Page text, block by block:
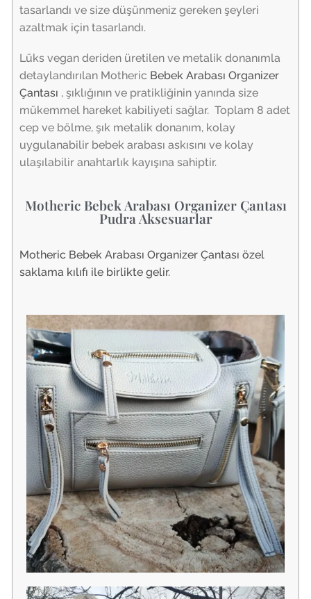
tasarlandı ve size düşünmeniz gereken şeyleri
azaltmak için tasarlandı.
Lüks vegan deriden üretilen ve metalik donanımla
detaylandırılan Motheric Bebek Arabası Organizer
Çantası , şıklığının ve pratikliğinin yanında size
mükemmel hareket kabiliyeti sağlar. Toplam 8 adet
cep ve bölme, şık metalik donanım, kolay
uygulanabilir bebek arabası askısını ve kolay
ulaşılabilir anahtarlık kayışına sahiptir.
Motheric Bebek Arabası Organizer Çantası
Pudra Aksesuarlar
Motheric Bebek Arabası Organizer Çantası özel
saklama kılıfı ile birlikte gelir.